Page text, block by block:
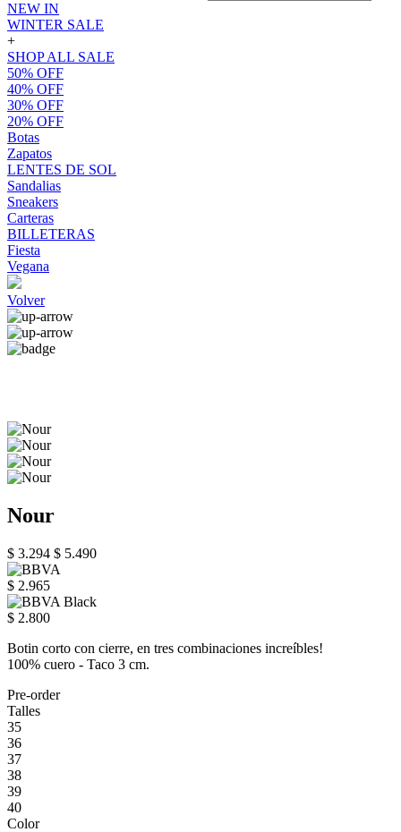
NEW IN
WINTER SALE
+
SHOP ALL SALE
50% OFF
40% OFF
30% OFF
20% OFF
Botas
Zapatos
LENTES DE SOL
Sandalias
Sneakers
Carteras
BILLETERAS
Fiesta
Vegana
Volver
Nour
$ 3.294 $ 5.490
$ 2.965
$ 2.800
Botin corto con cierre, en tres combinaciones increíbles!
100% cuero - Taco 3 cm.
Pre-order
Talles
35
36
37
38
39
40
Color